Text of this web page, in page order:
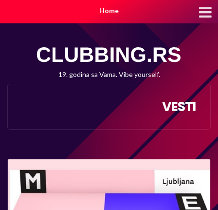
Home
19. godina sa Vama. Vibe yourself.
VESTI